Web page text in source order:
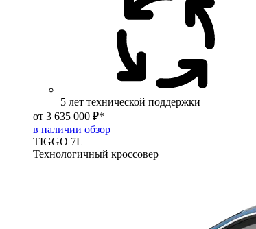
5 лет технической поддержки
от 3 635 000 ₽*
в наличии обзор
TIGGO 7L
Технологичный кроссовер